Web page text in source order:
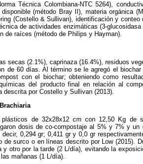
Técnica Colombiana-NTC 5264),
(método Bray II), materia orgánica
(Costello & Sullivan), identificación y conteo
de actividades enzimáticas (3-
de raíces (método de Philips y Hayman).
secas (2.1%), caprinaza (16.4%), residuos
de 60 días. Al término se le agregó el
con el biochar; obteniendo como
del producto final en relación al
por Costello y Sullivan (2013).
de 32x28x12 cm con 12,50 Kg de
dosis de co-compostaje al 5% y 7% y un
0,294 gr; 0,411 gr y 0,0 gr
surco o en líneas descrito por Low (2015).
otro por la tarde (2 L/día), evitando la
mañanas (1 L/día).